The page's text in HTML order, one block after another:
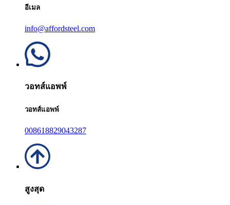
อีเมล
info@affordsteel.com
วอทส์แอพพ์
วอทส์แอพพ์
008618829043287
สูงสุด